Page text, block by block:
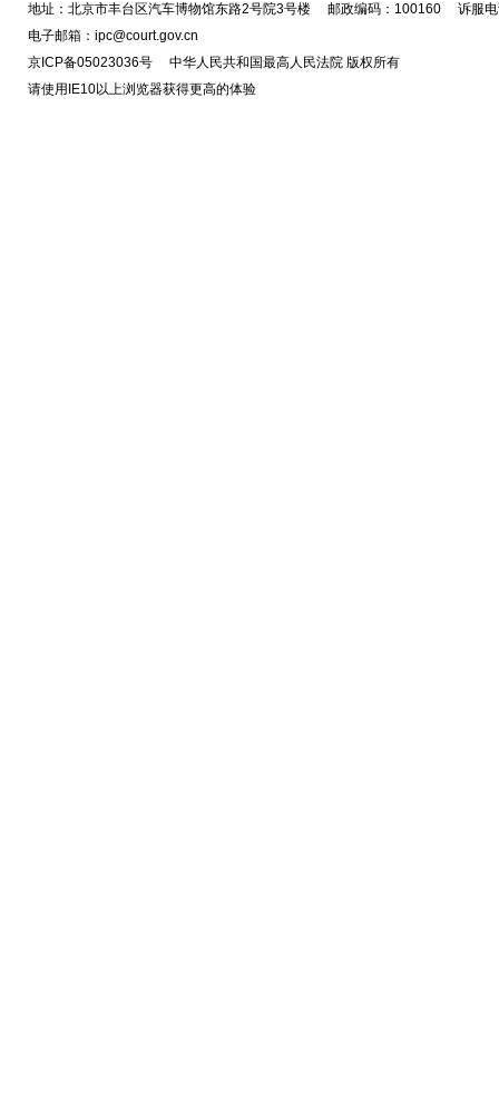
地址：北京市丰台区汽车博物馆东路2号院3号楼 邮政编码：100160 诉服
电子邮箱：ipc@court.gov.cn
京ICP备05023036号 中华人民共和国最高人民法院 版权所有
请使用IE10以上浏览器获得更高的体验